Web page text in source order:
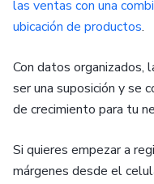
las ventas con una
ubicación de productos.
Con datos organizados,
ser una suposición y se
de crecimiento para tu
Si quieres empezar a
márgenes desde el